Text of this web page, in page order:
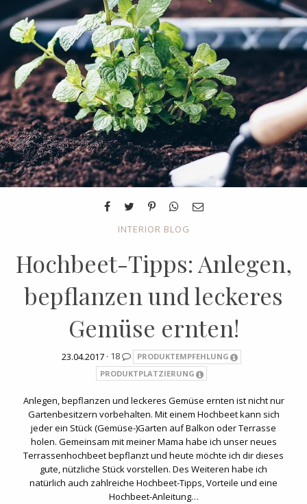
INTERIOR BLOG
Hochbeet-Tipps: Anlegen,
bepflanzen und leckeres
Gemüse ernten!
23.04.2017 · 18
PRODUKTEMPFEHLUNG
PRODUKTPLATZIERUNG
Anlegen, bepflanzen und leckeres Gemüse ernten ist nicht nur
Gartenbesitzern vorbehalten. Mit einem Hochbeet kann sich
jeder ein Stück (Gemüse-)Garten auf Balkon oder Terrasse
holen. Gemeinsam mit meiner Mama habe ich unser neues
Terrassenhochbeet bepflanzt und heute möchte ich dir dieses
gute, nützliche Stück vorstellen. Des Weiteren habe ich
natürlich auch zahlreiche Hochbeet-Tipps, Vorteile und eine
Hochbeet-Anleitung…